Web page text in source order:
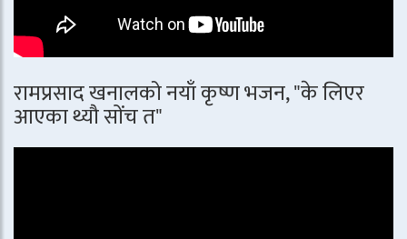
रामप्रसाद खनालको नयाँ कृष्ण भजन, "के लिएर
आएका थ्यौ सोंच त"